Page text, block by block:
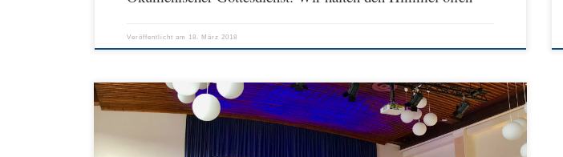
Veröffentlicht am 18. März 2018